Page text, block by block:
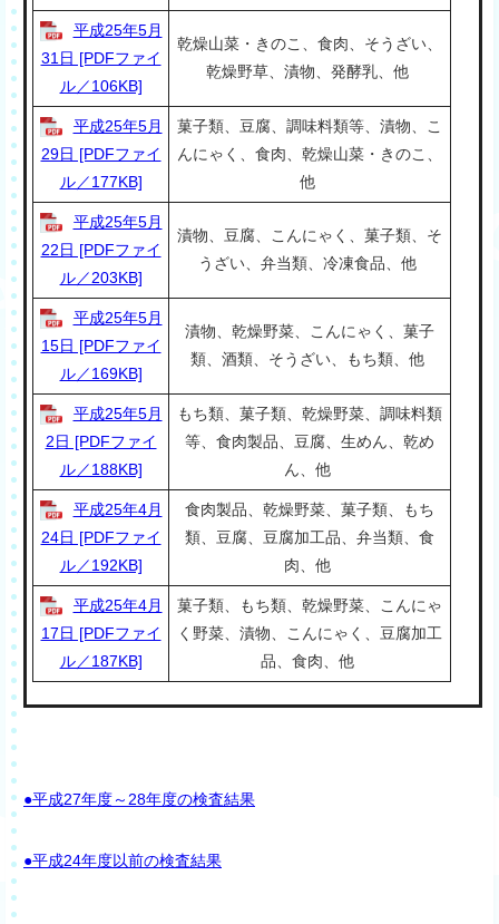
平成25年5月
31日 [PDFファイ
ル／106KB]
乾燥山菜・きのこ、食肉、そうざい、
乾燥野草、漬物、発酵乳、他
平成25年5月
29日 [PDFファイ
ル／177KB]
菓子類、豆腐、調味料類等、漬物、こ
んにゃく、食肉、乾燥山菜・きのこ、
他
平成25年5月
22日 [PDFファイ
ル／203KB]
漬物、豆腐、こんにゃく、菓子類、そ
うざい、弁当類、冷凍食品、他
平成25年5月
15日 [PDFファイ
ル／169KB]
漬物、乾燥野菜、こんにゃく、菓子
類、酒類、そうざい、もち類、他
平成25年5月
2日 [PDFファイ
ル／188KB]
もち類、菓子類、乾燥野菜、調味料類
等、食肉製品、豆腐、生めん、乾め
ん、他
平成25年4月
24日 [PDFファイ
ル／192KB]
食肉製品、乾燥野菜、菓子類、もち
類、豆腐、豆腐加工品、弁当類、食
肉、他
平成25年4月
17日 [PDFファイ
ル／187KB]
菓子類、もち類、乾燥野菜、こんにゃ
く野菜、漬物、こんにゃく、豆腐加工
品、食肉、他
●平成27年度～28年度の検査結果
●平成24年度以前の検査結果